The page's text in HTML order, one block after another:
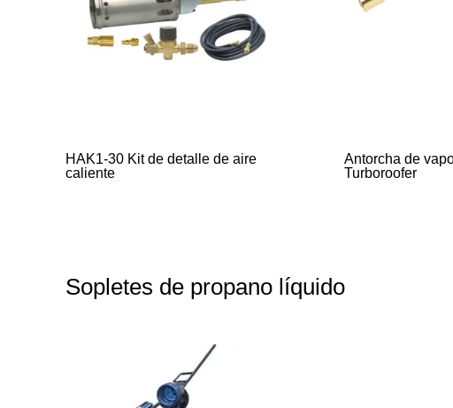
HAK1-30 Kit de detalle de aire
caliente
Antorcha de
Turboroofer
Sopletes de propano líquido